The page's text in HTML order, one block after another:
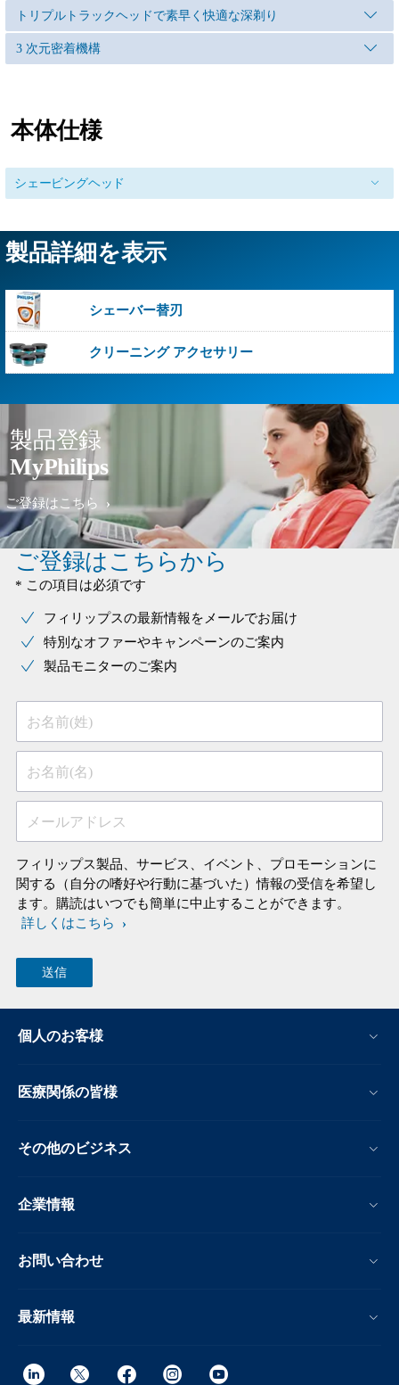
トリプルトラックヘッドで素早く快適な深剃り
3 次元密着機構
本体仕様
シェービングヘッド
製品詳細を表示
シェーバー替刃
クリーニング アクセサリー
製品登録
MyPhilips
ご登録はこちら
ご登録はこちらから
* この項目は必須です
フィリップスの最新情報をメールでお届け
特別なオファーやキャンペーンのご案内
製品モニターのご案内
お名前(姓)
お名前(名)
メールアドレス
フィリップス製品、サービス、イベント、プロモーションに
関する（自分の嗜好や行動に基づいた）情報の受信を希望し
ます。購読はいつでも簡単に中止することができます。
詳しくはこちら
個人のお客様
医療関係の皆様
その他のビジネス
企業情報
お問い合わせ
最新情報